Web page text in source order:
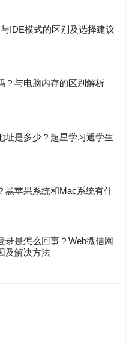
IDE模式的区别及选择建议
？与电脑内存的区别解析
址是多少？超星学习通学生
黑苹果系统和Mac系统有什
录是怎么回事？Web微信网
及解决方法